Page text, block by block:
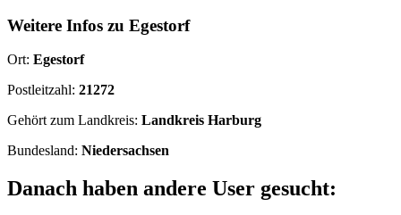
Weitere Infos zu Egestorf
Ort: Egestorf
Postleitzahl: 21272
Gehört zum Landkreis: Landkreis Harburg
Bundesland: Niedersachsen
Danach haben andere User gesucht: